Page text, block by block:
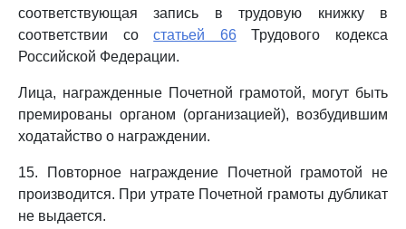
соответствующая запись в трудовую книжку в
соответствии состатьей 66Трудового кодекса
Российской Федерации.
Лица, награжденные Почетной грамотой, могут быть
премированы органом (организацией), возбудившим
ходатайство о награждении.
15. Повторное награждение Почетной грамотой не
производится. При утрате Почетной грамоты дубликат
не выдается.